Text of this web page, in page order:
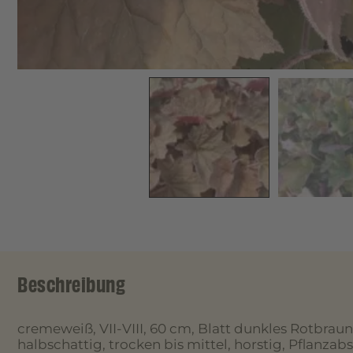
Beschreibung
cremeweiß, VII-VIII, 60 cm, Blatt dunkles
halbschattig, trocken bis mittel, horstig,